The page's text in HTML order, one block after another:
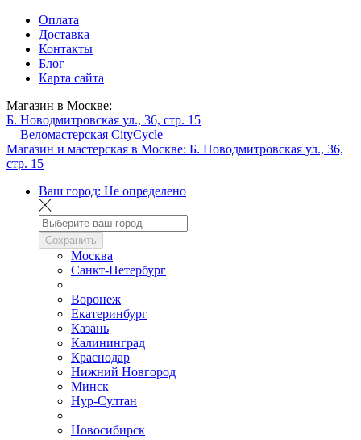
Оплата
Доставка
Контакты
Блог
Карта сайта
Магазин в Москве:
Б. Новодмитровская ул., 36, стр. 15
Веломастерская CityCycle
Магазин и мастерская в Москве: Б. Новодмитровская ул., 36,
стр. 15
Ваш город: Не определено
Сохранить
Москва
Санкт-Петербург
Воронеж
Екатеринбург
Казань
Калининград
Краснодар
Нижний Новгород
Минск
Нур-Султан
Новосибирск